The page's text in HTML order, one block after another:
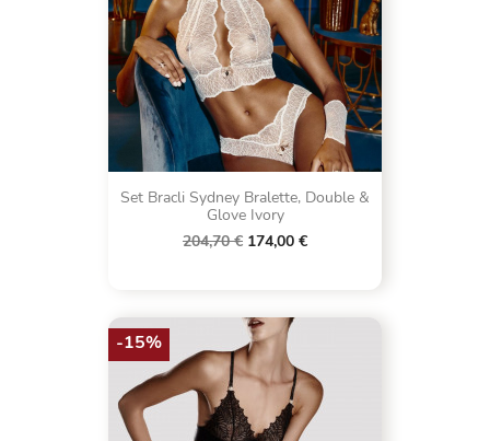
Set Bracli Sydney Bralette, Double &
Glove Ivory
204,70 € 174,00 €
-15%